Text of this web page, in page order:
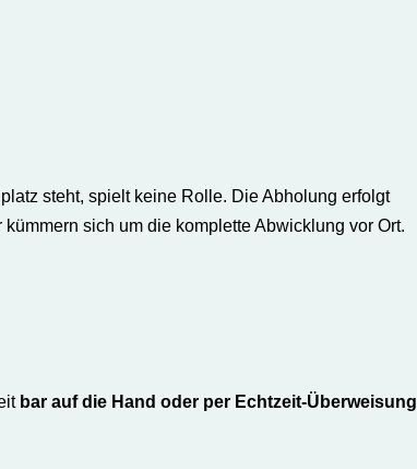
steht, spielt keine Rolle. Die Abholung erfolgt
sich um die komplette Abwicklung vor Ort.
bar auf die Hand oder per Echtzeit-Überweisung